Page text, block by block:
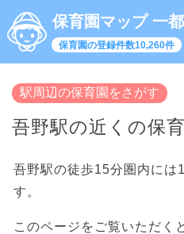
保育園マップ 一
保育園の登録件数10,260件
駅周辺の保育園をさがす
吾野駅の近くの保
吾野駅の徒歩15分圏内には
す。
このページをご覧いただく